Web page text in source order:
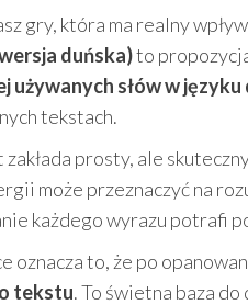
gry, która ma realny
duńska)to
używanych słów w języku
tekstach.
prosty, ale
może przeznaczyć na
każdego wyrazu potrafi
oznacza to, że po
tekstu. To świetna baza